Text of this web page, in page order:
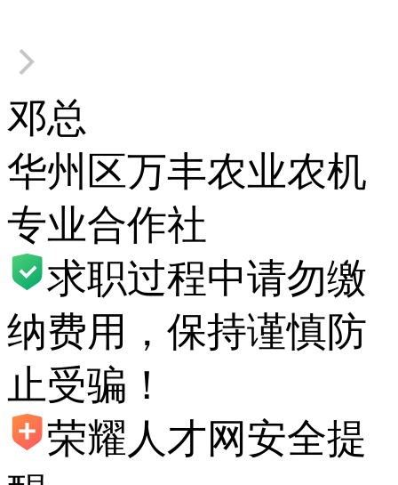
邓总
华州区万丰农业农机
专业合作社
求职过程中请勿缴
纳费用，保持谨慎防
止受骗！
荣耀人才网安全提